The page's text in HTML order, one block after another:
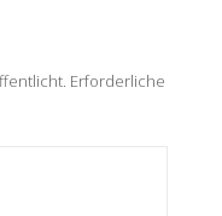
Erforderliche